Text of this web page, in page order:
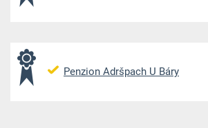
Penzion Adršpach U Báry